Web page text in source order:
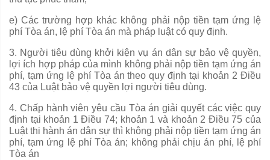
e) Các trường hợp khác không phải nộp tiền tạm ứng lệ
phí Tòa án, lệ phí Tòa án mà pháp luật có quy định.
3. Người tiêu dùng khởi kiện vụ án dân sự bảo vệ quyền,
lợi ích hợp pháp của mình không phải nộp tiền tạm ứng án
phí, tạm ứng lệ phí Tòa án theo quy định tại khoản 2 Điều
43 của Luật bảo vệ quyền lợi người tiêu dùng.
4. Chấp hành viên yêu cầu Tòa án giải quyết các việc quy
định tại khoản 1 Điều 74; khoản 1 và khoản 2 Điều 75 của
Luật thi hành án dân sự thì không phải nộp tiền tạm ứng án
phí, tạm ứng lệ phí Tòa án; không phải chịu án phí, lệ phí
Tòa án